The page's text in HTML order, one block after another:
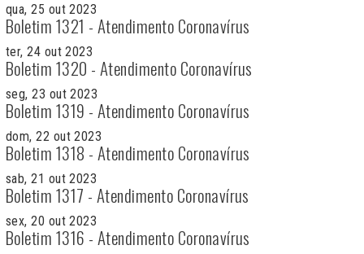
qua, 25 out 2023
Boletim 1321 - Atendimento Coronavírus
ter, 24 out 2023
Boletim 1320 - Atendimento Coronavírus
seg, 23 out 2023
Boletim 1319 - Atendimento Coronavírus
dom, 22 out 2023
Boletim 1318 - Atendimento Coronavírus
sab, 21 out 2023
Boletim 1317 - Atendimento Coronavírus
sex, 20 out 2023
Boletim 1316 - Atendimento Coronavírus